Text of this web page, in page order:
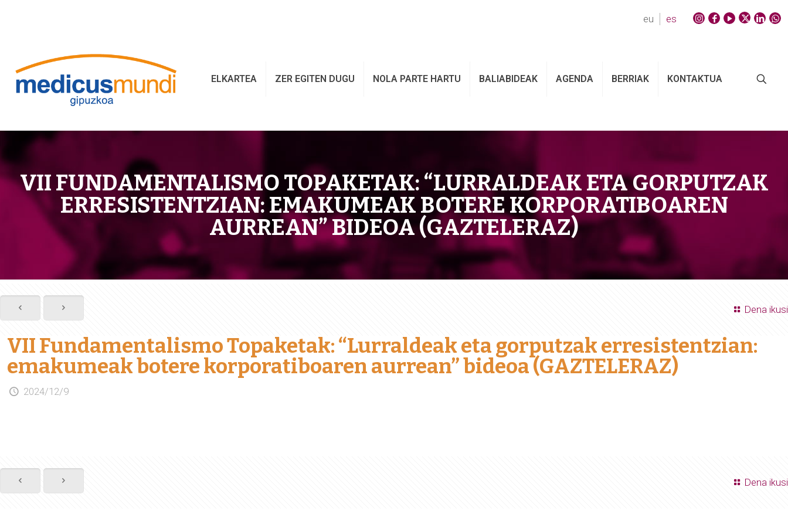
eu es
ELKARTEA ZER EGITEN DUGU NOLA PARTE HARTU BALIABIDEAK AGENDA BERRIAK KONTAKTUA
VII FUNDAMENTALISMO TOPAKETAK: “LURRALDEAK ETA GORPUTZAK
ERRESISTENTZIAN: EMAKUMEAK BOTERE KORPORATIBOAREN
AURREAN” BIDEOA (GAZTELERAZ)
Dena ikusi
VII Fundamentalismo Topaketak: “Lurraldeak eta gorputzak erresistentzian:
emakumeak botere korporatiboaren aurrean” bideoa (GAZTELERAZ)
2024/12/9
Dena ikusi